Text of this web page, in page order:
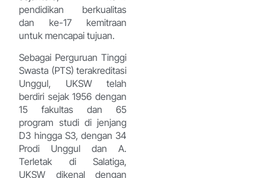
pendidikan berkualitas
dan ke-17 kemitraan
untuk mencapai tujuan.
Sebagai Perguruan Tinggi
Swasta (PTS) terakreditasi
Unggul, UKSW telah
berdiri sejak 1956 dengan
15 fakultas dan 65
program studi di jenjang
D3 hingga S3, dengan 34
Prodi Unggul dan A.
Terletak di Salatiga,
UKSW dikenal dengan